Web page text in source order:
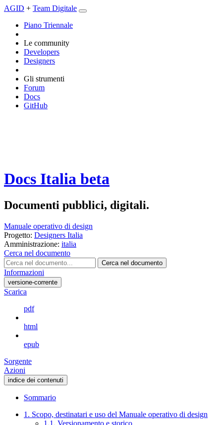
AGID + Team Digitale
Piano Triennale
Le community
Developers
Designers
Gli strumenti
Forum
Docs
GitHub
Docs Italia beta
Documenti pubblici, digitali.
Manuale operativo di design
Progetto: Designers Italia
Amministrazione: italia
Cerca nel documento
Cerca nel documento
Informazioni
versione-corrente
Scarica
pdf
html
epub
Sorgente
Azioni
indice dei contenuti
Sommario
1. Scopo, destinatari e uso del Manuale operativo di design
1.1. Versionamento e storico